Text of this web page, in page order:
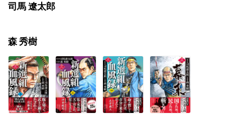
司馬 遼太郎
森 秀樹